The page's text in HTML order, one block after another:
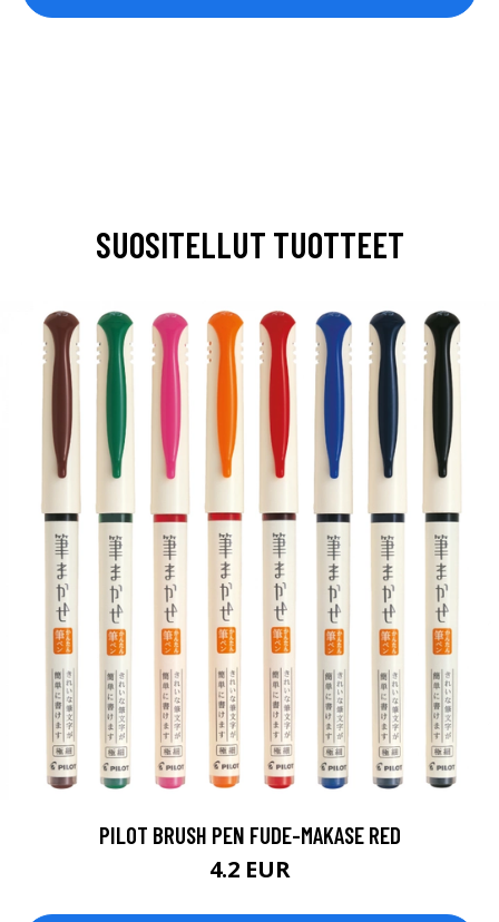
SUOSITELLUT TUOTTEET
PILOT BRUSH PEN FUDE-MAKASE RED
4.2 EUR